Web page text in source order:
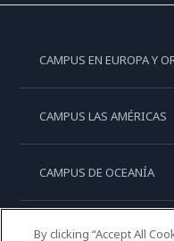
CAMPUS EN EUROPA Y
CAMPUS LAS AMÉRICAS
CAMPUS DE OCEANÍA
CAMPUS DE ASIA
By clicking “Accept All